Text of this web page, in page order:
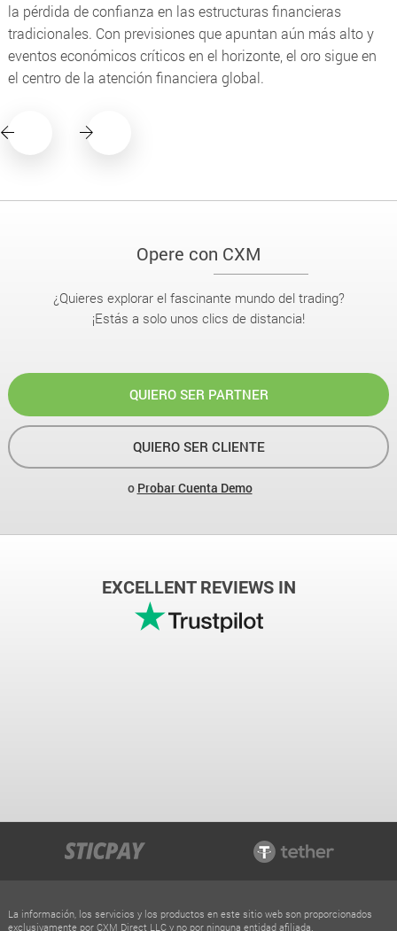
la pérdida de confianza en las estructuras financieras
tradicionales. Con previsiones que apuntan aún más alto y
eventos económicos críticos en el horizonte, el oro sigue en
el centro de la atención financiera global.
Opere con CXM
¿Quieres explorar el fascinante mundo del trading?
¡Estás a solo unos clics de distancia!
QUIERO SER PARTNER
QUIERO SER CLIENTE
o Probar Cuenta Demo
EXCELLENT REVIEWS IN
La información, los servicios y los productos en este sitio web son proporcionados
exclusivamente por CXM Direct LLC y no por ninguna entidad afiliada.